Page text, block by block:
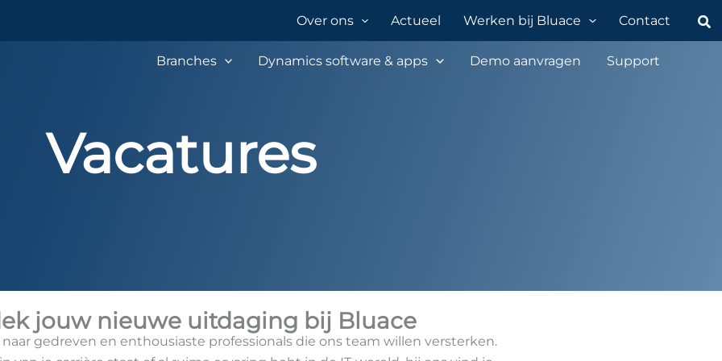
Over ons Actueel Werken bij Bluace Contact
Branches Dynamics software & apps Demo aanvragen Support
Vacatures
jouw nieuwe uitdaging bij Bluace
gedreven en enthousiaste professionals die ons team willen versterken.